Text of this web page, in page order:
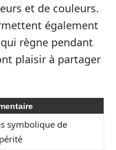
et de couleurs.
également
règne pendant
plaisir à partager
symbolique de